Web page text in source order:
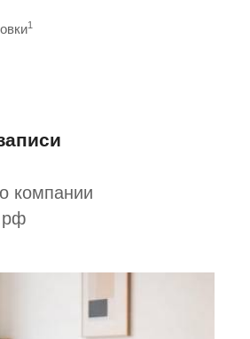
1
компании